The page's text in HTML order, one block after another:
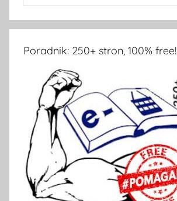
Poradnik: 250+ stron, 100% free!